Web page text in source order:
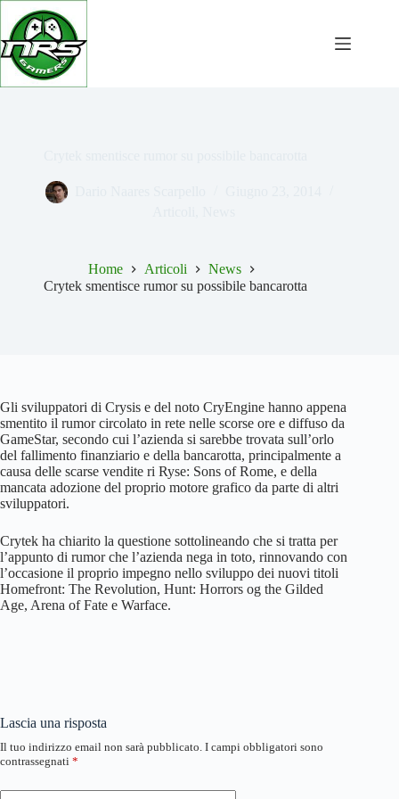
Salta
contenuto
Home Articoli
News
Crytek smentisce rumor su possibile bancarotta
Gli sviluppatori di Crysis e del noto CryEngine hanno appena
smentito il rumor circolato in rete nelle scorse ore e diffuso da
GameStar, secondo cui l’azienda si sarebbe trovata sull’orlo
del fallimento finanziario e della bancarotta, principalmente a
causa delle scarse vendite ri Ryse: Sons of Rome, e della
mancata adozione del proprio motore grafico da parte di altri
sviluppatori.
Crytek ha chiarito la questione sottolineando che si tratta per
l’appunto di rumor che l’azienda nega in toto, rinnovando con
l’occasione il proprio impegno nello sviluppo dei nuovi titoli
Homefront: The Revolution, Hunt: Horrors og the Gilded
Age, Arena of Fate e Warface.
Lascia una risposta
Il tuo indirizzo email non sarà pubblicato. I campi obbligatori sono
contrassegnati *